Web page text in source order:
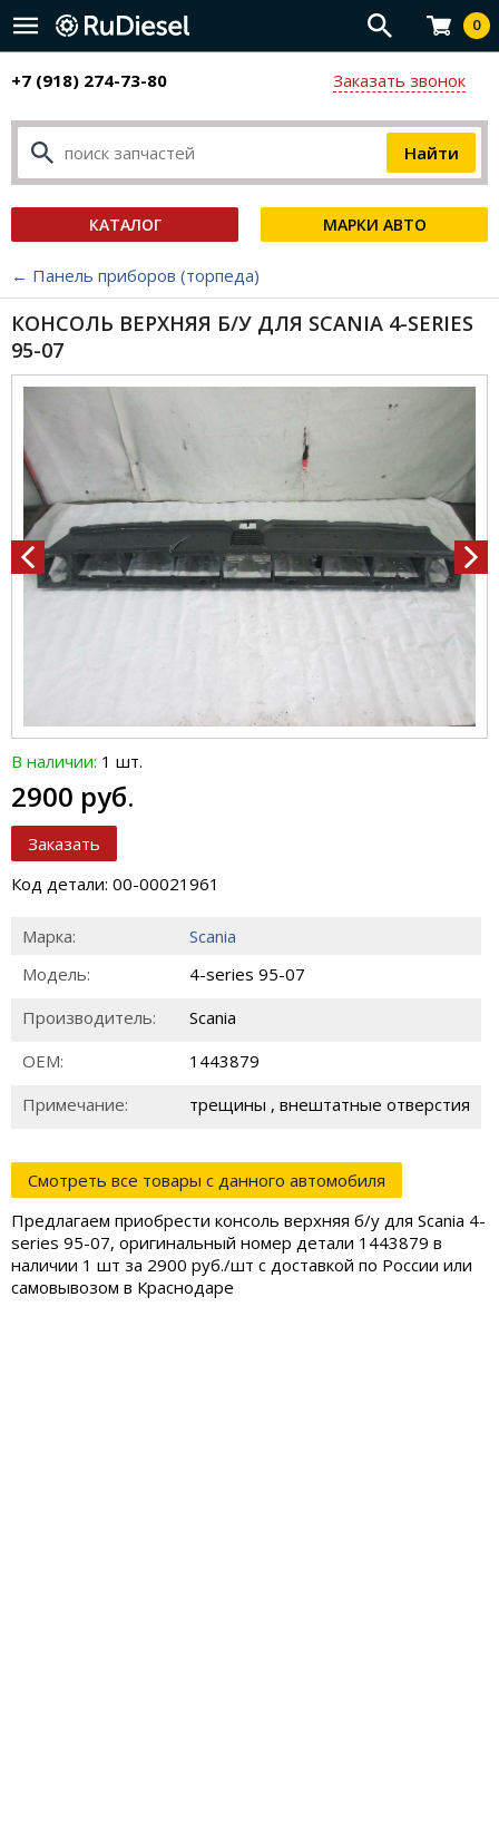
0
+7 (918) 274-73-80 Заказать звонок
КАТАЛОГ МАРКИ АВТО
← Панель приборов (торпеда)
КОНСОЛЬ ВЕРХНЯЯ Б/У ДЛЯ SCANIA 4-SERIES
95-07
В наличии: 1 шт.
2900 руб.
Заказать
Код детали: 00-00021961
Марка:
Scania
Модель:
4-series 95-07
Производитель:
Scania
ОЕМ:
1443879
Примечание:
трещины , внештатные отверстия
Смотреть все товары с данного автомобиля
Предлагаем приобрести консоль верхняя б/у для Scania 4-
series 95-07, оригинальный номер детали 1443879 в
наличии 1 шт за 2900 руб./шт с доставкой по России или
самовывозом в Краснодаре